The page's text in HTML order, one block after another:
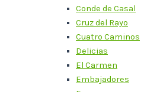
Conde de Casal
Cruz del Rayo
Cuatro Caminos
Delicias
El Carmen
Embajadores